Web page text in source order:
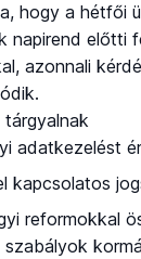
hogy a hétfői
napirend előtti
azonnali
tárgyalnak
adatkezelést
kapcsolatos
reformokkal